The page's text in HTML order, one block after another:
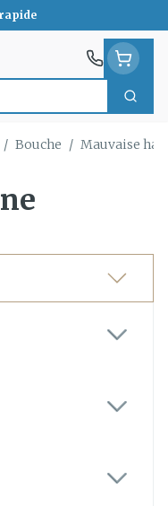
/ Bouche / Mauvaise